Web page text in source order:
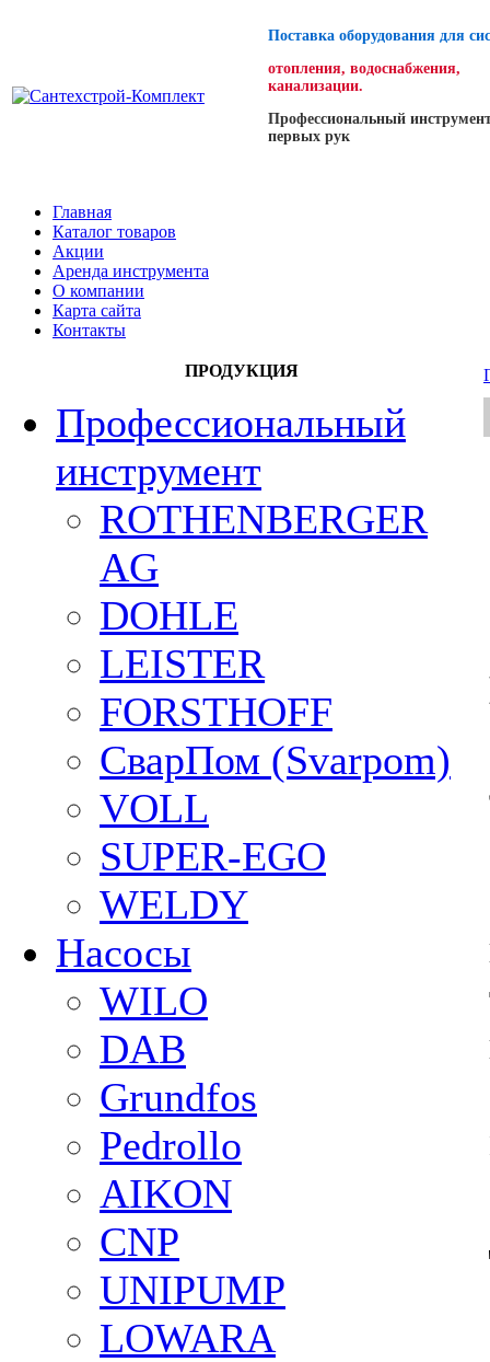
Поставка оборудования для
отопления, водоснабжения,
канализации.
Профессиональный
первых рук
Главная
Каталог товаров
Акции
Аренда инструмента
О компании
Карта сайта
Контакты
ПРОДУКЦИЯ
Профессиональный
инструмент
ROTHENBERGER
AG
DOHLE
LEISTER
FORSTHOFF
СварПом (Svarpom)
VOLL
SUPER-EGO
WELDY
Насосы
WILO
DAB
Grundfos
Pedrollo
AIKON
CNP
UNIPUMP
LOWARA